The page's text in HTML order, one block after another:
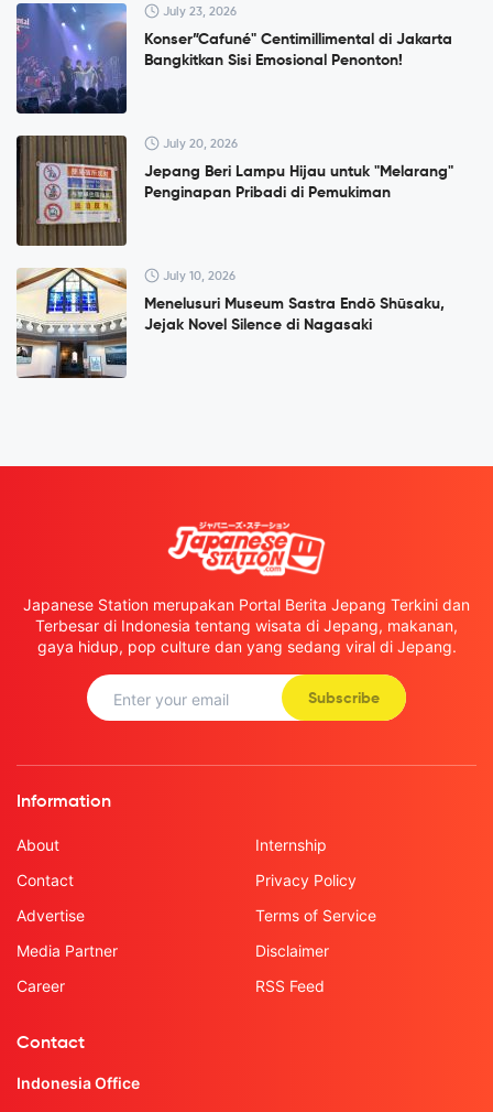
July 23, 2026
Konser”Cafuné" Centimillimental di Jakarta
Bangkitkan Sisi Emosional Penonton!
July 20, 2026
Jepang Beri Lampu Hijau untuk "Melarang"
Penginapan Pribadi di Pemukiman
July 10, 2026
Menelusuri Museum Sastra Endō Shūsaku,
Jejak Novel Silence di Nagasaki
Japanese Station merupakan Portal Berita Jepang Terkini dan
Terbesar di Indonesia tentang wisata di Jepang, makanan,
gaya hidup, pop culture dan yang sedang viral di Jepang.
Subscribe
Information
About
Contact
Advertise
Media Partner
Career
Internship
Privacy Policy
Terms of Service
Disclaimer
RSS Feed
Contact
Indonesia Office